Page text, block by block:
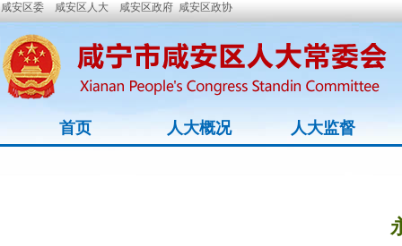
咸安区委 咸安区人大 咸安区政府 咸安区政协
首页 人大概况 人大监督